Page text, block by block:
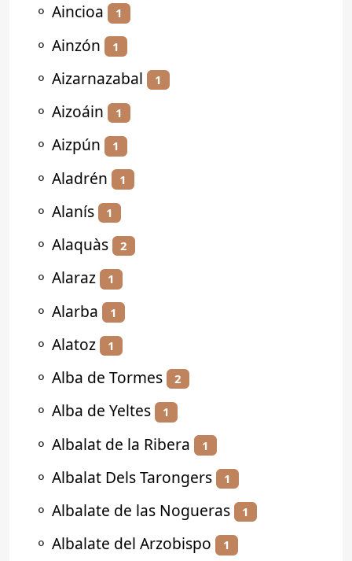
⚬ Aincioa 1
⚬ Ainzón 1
⚬ Aizarnazabal 1
⚬ Aizoáin 1
⚬ Aizpún 1
⚬ Aladrén 1
⚬ Alanís 1
⚬ Alaquàs 2
⚬ Alaraz 1
⚬ Alarba 1
⚬ Alatoz 1
⚬ Alba de Tormes 2
⚬ Alba de Yeltes 1
⚬ Albalat de la Ribera 1
⚬ Albalat Dels Tarongers 1
⚬ Albalate de las Nogueras 1
⚬ Albalate del Arzobispo 1